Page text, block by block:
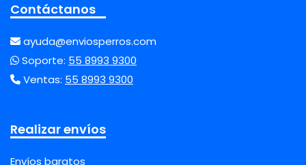
Contáctanos
ayuda@enviosperros.com
Soporte: 55 8993 9300
Ventas: 55 8993 9300
Realizar envíos
Envíos baratos